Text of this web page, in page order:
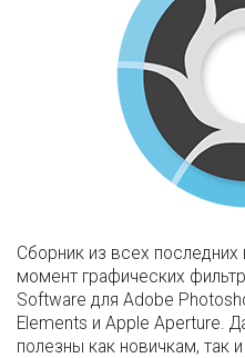
Сборник из всех
момент графических
Software для Adobe
Elements и Apple Aperture.
полезны как новичкам, так